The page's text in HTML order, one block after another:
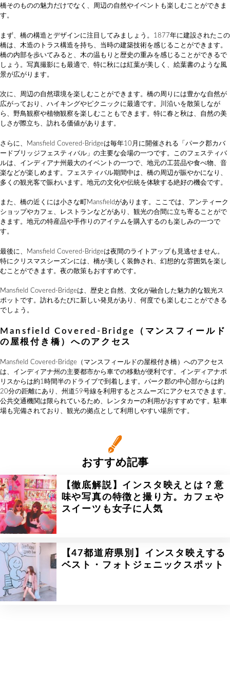
橋そのものの魅力だけでなく、周辺の自然やイベントも楽しむことができま
す。
まず、橋の構造とデザインに注目してみましょう。1877年に建設されたこの
橋は、木造のトラス構造を持ち、当時の建築技術を感じることができます。
橋の内部を歩いてみると、木の温もりと歴史の重みを感じることができるで
しょう。写真撮影にも最適で、特に秋には紅葉が美しく、絵葉書のような風
景が広がります。
次に、周辺の自然環境を楽しむことができます。橋の周りには豊かな自然が
広がっており、ハイキングやピクニックに最適です。川沿いを散策しなが
ら、野鳥観察や植物観察を楽しむこともできます。特に春と秋は、自然の美
しさが際立ち、訪れる価値があります。
さらに、Mansfield Covered-Bridgeは毎年10月に開催される「パーク郡カバ
ードブリッジフェスティバル」の主要な会場の一つです。このフェスティバ
ルは、インディアナ州最大のイベントの一つで、地元の工芸品や食べ物、音
楽などが楽しめます。フェスティバル期間中は、橋の周辺が賑やかになり、
多くの観光客で賑わいます。地元の文化や伝統を体験する絶好の機会です。
また、橋の近くには小さな町Mansfieldがあります。ここでは、アンティーク
ショップやカフェ、レストランなどがあり、観光の合間に立ち寄ることがで
きます。地元の特産品や手作りのアイテムを購入するのも楽しみの一つで
す。
最後に、Mansfield Covered-Bridgeは夜間のライトアップも見逃せません。
特にクリスマスシーズンには、橋が美しく装飾され、幻想的な雰囲気を楽し
むことができます。夜の散策もおすすめです。
Mansfield Covered-Bridgeは、歴史と自然、文化が融合した魅力的な観光ス
ポットです。訪れるたびに新しい発見があり、何度でも楽しむことができる
でしょう。
Mansfield Covered-Bridge（マンスフィールド
の屋根付き橋）へのアクセス
Mansfield Covered-Bridge（マンスフィールドの屋根付き橋）へのアクセス
は、インディアナ州の主要都市から車での移動が便利です。インディアナポ
リスからは約1時間半のドライブで到着します。パーク郡の中心部からは約
20分の距離にあり、州道59号線を利用するとスムーズにアクセスできます。
公共交通機関は限られているため、レンタカーの利用がおすすめです。駐車
場も完備されており、観光の拠点として利用しやすい場所です。
おすすめ記事
【徹底解説】インスタ映えとは？意
味や写真の特徴と撮り方。カフェや
スイーツも女子に人気
【47都道府県別】インスタ映えする
ベスト・フォトジェニックスポット